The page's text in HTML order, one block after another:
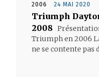
2006 24 MAI 2020
Triumph
2008
Triumph en 2006
ne se contente pas